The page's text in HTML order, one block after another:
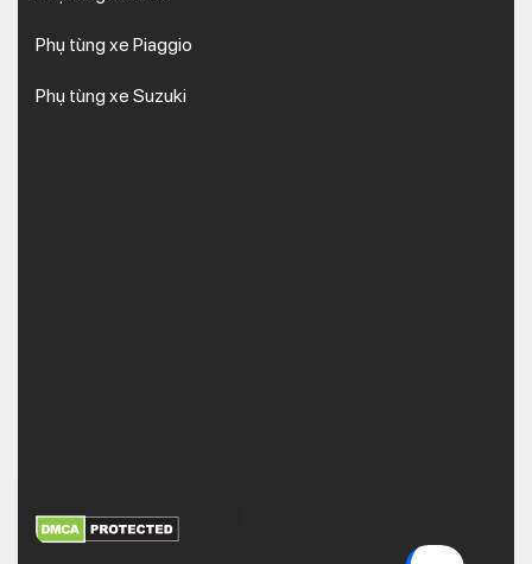
Phụ tùng xe Piaggio
Phụ tùng xe Suzuki
XEM THÊM